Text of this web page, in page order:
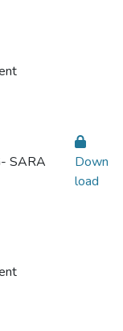
SARA
Down
load